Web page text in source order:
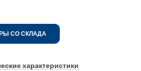
СО СКЛАДА
характеристики